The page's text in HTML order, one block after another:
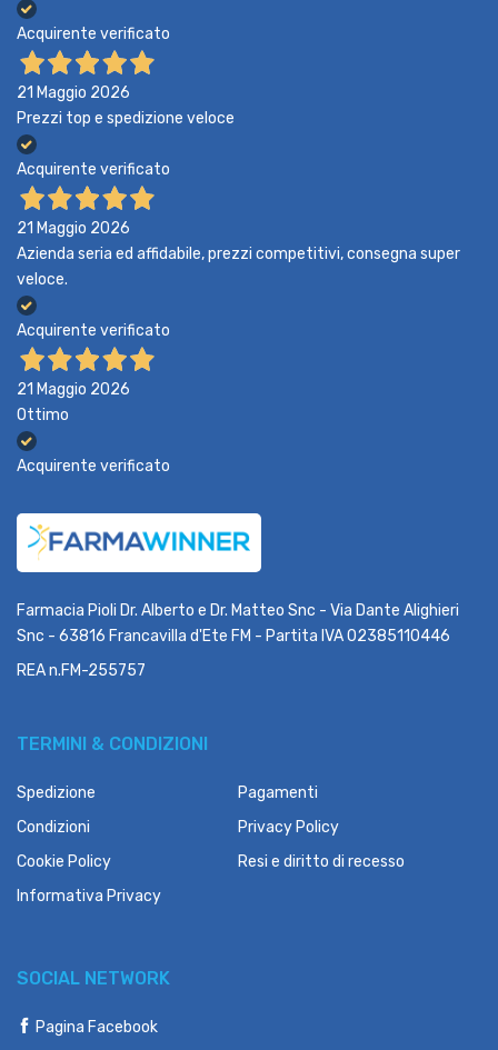
Acquirente verificato
21 Maggio 2026
Prezzi top e spedizione veloce
Acquirente verificato
21 Maggio 2026
Azienda seria ed affidabile, prezzi competitivi, consegna super
veloce.
Acquirente verificato
21 Maggio 2026
Ottimo
Acquirente verificato
Farmacia Pioli Dr. Alberto e Dr. Matteo Snc - Via Dante Alighieri
Snc - 63816 Francavilla d'Ete FM - Partita IVA 02385110446
REA n.FM-255757
TERMINI & CONDIZIONI
Spedizione
Pagamenti
Condizioni
Privacy Policy
Cookie Policy
Resi e diritto di recesso
Informativa Privacy
SOCIAL NETWORK
Pagina Facebook